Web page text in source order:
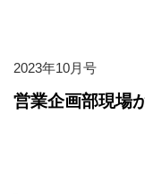
2023年10月号
営業企画部現場